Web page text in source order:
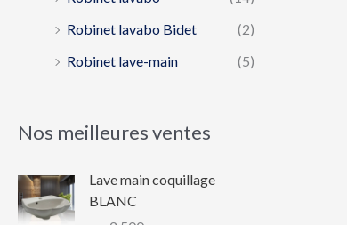
Robinet lavabo Bidet
(2)
Robinet lave-main
(5)
Nos meilleures ventes
Lave main coquillage
BLANC